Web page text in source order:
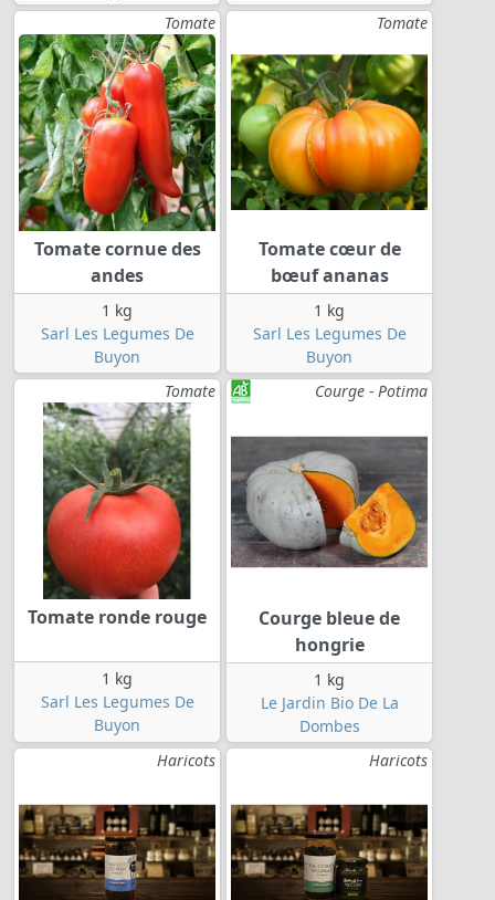
Tomate
Tomate cornue des
andes
1 kg
Sarl Les Legumes De
Buyon
Tomate
Tomate cœur de
bœuf ananas
1 kg
Sarl Les Legumes De
Buyon
Tomate
Tomate ronde rouge
1 kg
Sarl Les Legumes De
Buyon
Courge - Potima
Courge bleue de
hongrie
1 kg
Le Jardin Bio De La
Dombes
Haricots
Haricots